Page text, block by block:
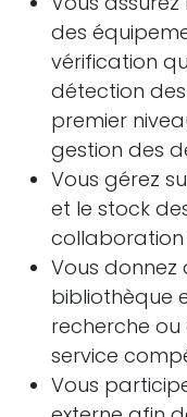
des
vérification
détection
premier
gestion des
Vous gérez
et le stock
collaboration
Vous donnez
bibliothèque
recherche ou
service
Vous